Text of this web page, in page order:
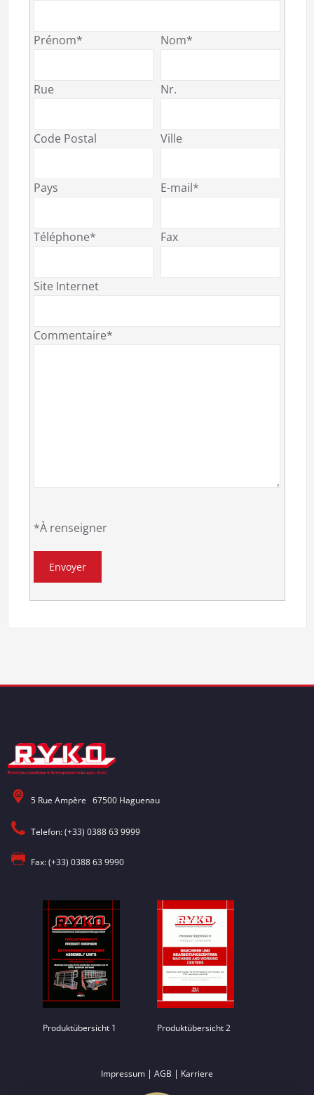
Prénom* Nom*
Rue Nr.
Code Postal Ville
Pays E-mail*
Téléphone* Fax
Site Internet
Commentaire*
*À renseigner
5 Rue Ampère 67500 Haguenau
Telefon: (+33) 0388 63 9999
Fax: (+33) 0388 63 9990
Produktübersicht 1 Produktübersicht 2
Impressum | AGB | Karriere